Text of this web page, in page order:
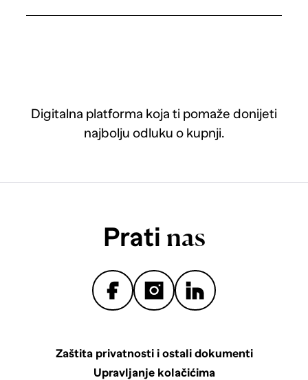
Digitalna platforma koja ti pomaže donijeti
najbolju odluku o kupnji.
Prati nas
Zaštita privatnosti i ostali dokumenti
Upravljanje kolačićima